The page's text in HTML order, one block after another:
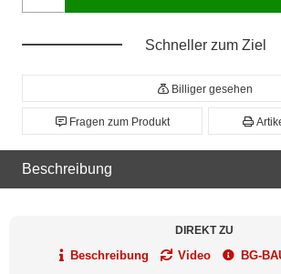
Schneller zum Ziel
Billiger gesehen
Fragen zum Produkt
Beschreibung
DIREKT ZU
Beschreibung Video BG-